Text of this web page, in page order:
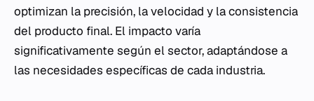
optimizan la precisión, la velocidad y la consistencia
del producto final. El impacto varía
significativamente según el sector, adaptándose a
las necesidades específicas de cada industria.